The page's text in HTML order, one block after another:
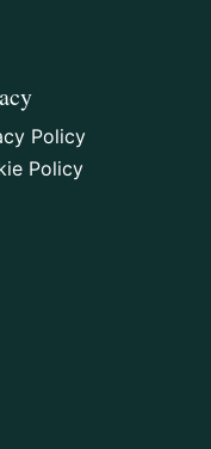
Policy
Policy